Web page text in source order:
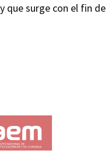
que surge con el fin de